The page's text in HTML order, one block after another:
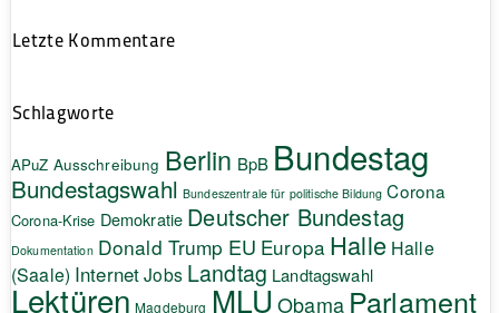
Letzte Kommentare
Schlagworte
APuZ Ausschreibung Berlin BpB Bundestag
Bundestagswahl Bundeszentrale für politische Bildung Corona
Corona-Krise Demokratie Deutscher Bundestag
Dokumentation Donald Trump EU Europa Halle Halle
(Saale) InternetJobs Landtag Landtagswahl
Lektüren Magdeburg MLU Obama Parlament